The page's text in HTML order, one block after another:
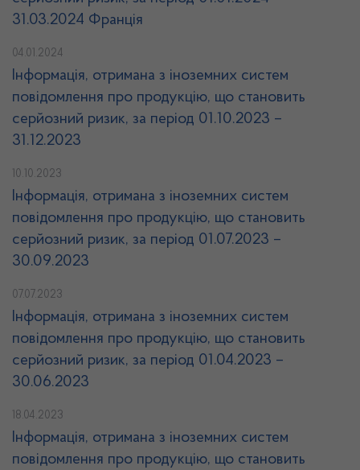
31.03.2024 Франція
04.01.2024
Інформація, отримана з іноземних систем
повідомлення про продукцію, що становить
серйозний ризик, за період 01.10.2023 –
31.12.2023
10.10.2023
Інформація, отримана з іноземних систем
повідомлення про продукцію, що становить
серйозний ризик, за період 01.07.2023 –
30.09.2023
07.07.2023
Інформація, отримана з іноземних систем
повідомлення про продукцію, що становить
серйозний ризик, за період 01.04.2023 –
30.06.2023
18.04.2023
Інформація, отримана з іноземних систем
повідомлення про продукцію, що становить